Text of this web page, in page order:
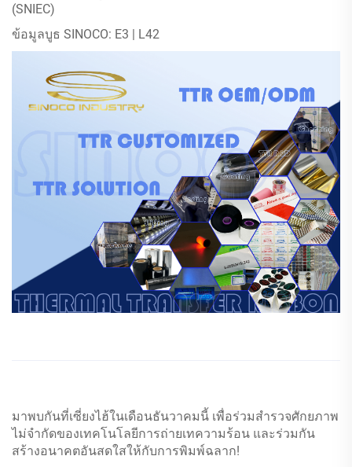
(SNIEC)
ข้อมูลบูธ SINOCO: E3 | L42
มาพบกันที่เซี่ยงไฮ้ในเดือนธันวาคมนี้ เพื่อร่วมสำรวจศักยภาพ
ไม่จำกัดของเทคโนโลยีการถ่ายเทความร้อน และร่วมกัน
สร้างอนาคตอันสดใสให้กับการพิมพ์ฉลาก!